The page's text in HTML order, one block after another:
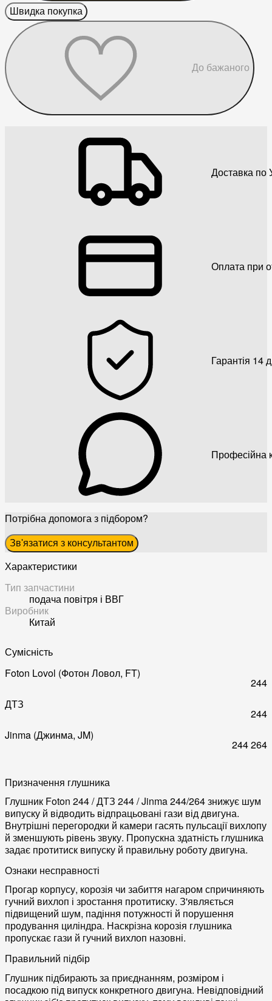
Швидка покупка
До бажаного
Доставка по
Оплата при
Гарантія 14
Професійна
Потрібна допомога з підбором?
Зв'язатися з консультантом
Характеристики
Тип запчастини
подача повітря і ВВГ
Виробник
Китай
Сумісність
Foton Lovol (Фотон Ловол, FT)
244
ДТЗ
244
Jinma (Джинма, JM)
244264
Призначення глушника
Глушник Foton 244 / ДТЗ 244 / Jinma 244/264 знижує шум
випуску й відводить відпрацьовані гази від двигуна.
Внутрішні перегородки й камери гасять пульсації вихлопу
й зменшують рівень звуку. Пропускна здатність глушника
задає протитиск випуску й правильну роботу двигуна.
Ознаки несправності
Прогар корпусу, корозія чи забиття нагаром спричиняють
гучний вихлоп і зростання протитиску. З'являється
підвищений шум, падіння потужності й порушення
продування циліндра. Наскрізна корозія глушника
пропускає гази й гучний вихлоп назовні.
Правильний підбір
Глушник підбирають за приєднанням, розміром і
посадкою під випуск конкретного двигуна. Невідповідний